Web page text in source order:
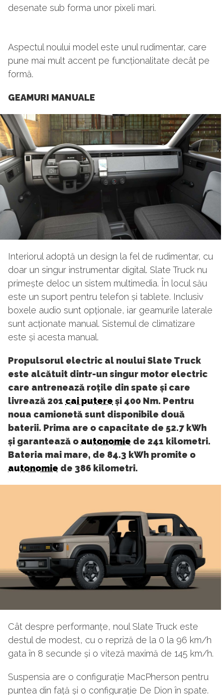
desenate sub forma unor pixeli mari.
Aspectul noului model este unul rudimentar, care
pune mai mult accent pe funcționalitate decât pe
formă.
GEAMURI MANUALE
Interiorul adoptă un design la fel de rudimentar, cu
doar un singur instrumentar digital. Slate Truck nu
primește deloc un sistem multimedia. În locul său
este un suport pentru telefon și tablete. Inclusiv
boxele audio sunt opționale, iar geamurile laterale
sunt acționate manual. Sistemul de climatizare
este și acesta manual.
Propulsorul electric al noului Slate Truck
este alcătuit dintr-un singur motor electric
care antrenează roțile din spate și care
livrează 201 cai putere și 400 Nm. Pentru
noua camionetă sunt disponibile două
baterii. Prima are o capacitate de 52.7 kWh
și garantează o autonomie de 241 kilometri.
Bateria mai mare, de 84.3 kWh promite o
autonomie de 386 kilometri.
Cât despre performanțe, noul Slate Truck este
destul de modest, cu o repriză de la 0 la 96 km/h
gata în 8 secunde și o viteză maximă de 145 km/h.
Suspensia are o configurație MacPherson pentru
puntea din față și o configurație De Dion în spate.